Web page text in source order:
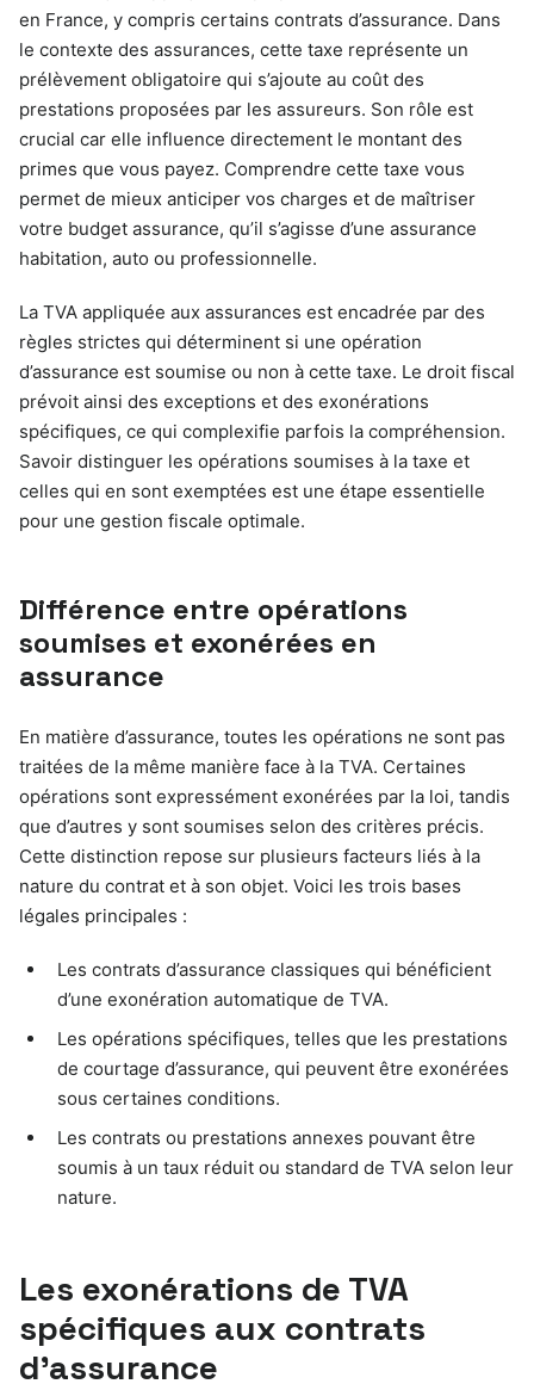
en France, y compris certains contrats d’assurance. Dans
le contexte des assurances, cette taxe représente un
prélèvement obligatoire qui s’ajoute au coût des
prestations proposées par les assureurs. Son rôle est
crucial car elle influence directement le montant des
primes que vous payez. Comprendre cette taxe vous
permet de mieux anticiper vos charges et de maîtriser
votre budget assurance, qu’il s’agisse d’une assurance
habitation, auto ou professionnelle.
La TVA appliquée aux assurances est encadrée par des
règles strictes qui déterminent si une opération
d’assurance est soumise ou non à cette taxe. Le droit fiscal
prévoit ainsi des exceptions et des exonérations
spécifiques, ce qui complexifie parfois la compréhension.
Savoir distinguer les opérations soumises à la taxe et
celles qui en sont exemptées est une étape essentielle
pour une gestion fiscale optimale.
Différence entre opérations
soumises et exonérées en
assurance
En matière d’assurance, toutes les opérations ne sont pas
traitées de la même manière face à la TVA. Certaines
opérations sont expressément exonérées par la loi, tandis
que d’autres y sont soumises selon des critères précis.
Cette distinction repose sur plusieurs facteurs liés à la
nature du contrat et à son objet. Voici les trois bases
légales principales :
Les contrats d’assurance classiques qui bénéficient
d’une exonération automatique de TVA.
Les opérations spécifiques, telles que les prestations
de courtage d’assurance, qui peuvent être exonérées
sous certaines conditions.
Les contrats ou prestations annexes pouvant être
soumis à un taux réduit ou standard de TVA selon leur
nature.
Les exonérations de TVA
spécifiques aux contrats
d’assurance